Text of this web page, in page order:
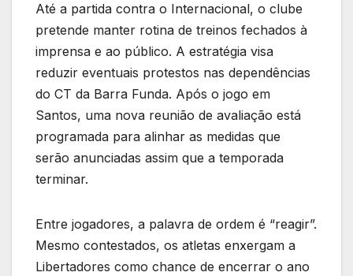
Até a partida contra o Internacional, o clube
pretende manter rotina de treinos fechados à
imprensa e ao público. A estratégia visa
reduzir eventuais protestos nas dependências
do CT da Barra Funda. Após o jogo em
Santos, uma nova reunião de avaliação está
programada para alinhar as medidas que
serão anunciadas assim que a temporada
terminar.
Entre jogadores, a palavra de ordem é “reagir”.
Mesmo contestados, os atletas enxergam a
Libertadores como chance de encerrar o ano